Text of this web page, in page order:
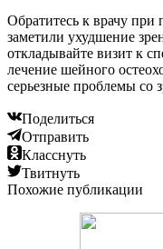
Обратитесь к врачу
заметили ухудшение
откладывайте визит к
лечение шейного
серьезные проблемы со
Поделиться
Отправить
Класснуть
Твитнуть
Похожие публикации